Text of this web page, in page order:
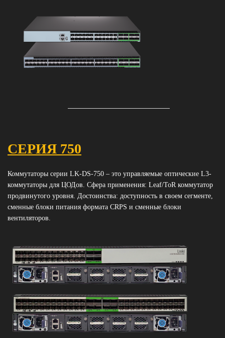
СЕРИЯ 750
Коммутаторы серии LK-DS-750 – это управляемые оптические L3-
коммутаторы для ЦОДов. Сфера применения: Leaf/ToR коммутатор
продвинутого уровня. Достоинства: доступность в своем сегменте,
сменные блоки питания формата CRPS и сменные блоки
вентиляторов.